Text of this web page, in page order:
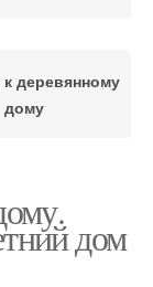
деревянному
дому
дом